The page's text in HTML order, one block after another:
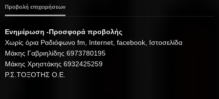
Προβολή επιχειρήσεων
Ενημέρωση -Προσφορά προβολής
Xωρίς όρια Ραδιόφωνο fm, Internet, facebook, Ιστοσελίδα
Μάκης Γαβριηλίδης 6973780195
Μάκης Χρηστάκης 6932425259
Ρ.Σ.ΤΟΞΟΤΗΣ Ο.Ε.